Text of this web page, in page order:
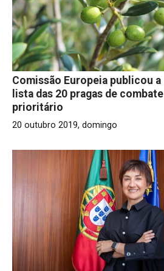
Comissão Europeia publicou a
lista das 20 pragas de combate
prioritário
20 outubro 2019, domingo